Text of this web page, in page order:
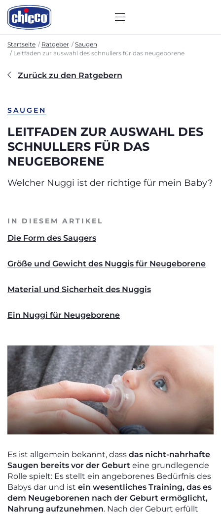
Startseite Ratgeber
Saugen
Leitfaden zur auswahl des schnullers für das neugeborene
Zurück zu den Ratgebern
SAUGEN
LEITFADEN ZUR AUSWAHL DES
SCHNULLERS FÜR DAS
NEUGEBORENE
Welcher Nuggi ist der richtige für mein Baby?
IN DIESEM ARTIKEL
Die Form des Saugers
Größe und Gewicht des Nuggis für Neugeborene
Material und Sicherheit des Nuggis
Ein Nuggi für Neugeborene
Es ist allgemein bekannt, dass das nicht-nahrhafte
Saugen bereits vor der Geburt eine grundlegende
Rolle spielt: Es stellt ein angeborenes Bedürfnis des
Babys dar und ist ein wesentliches Training, das es
dem Neugeborenen nach der Geburt ermöglicht,
Nahrung aufzunehmen. Nach der Geburt erfüllt